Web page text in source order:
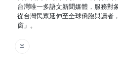
台灣唯一多語文新聞媒體，服務對
從台灣民眾延伸至全球僑胞與讀者
窗」。